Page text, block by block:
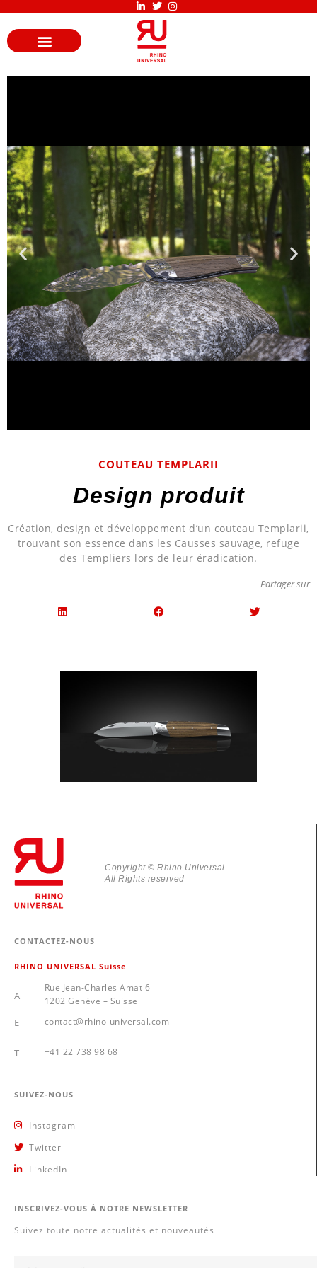
COUTEAU TEMPLARII
Design produit
Création, design et développement d’un couteau Templarii,
trouvant son essence dans les Causses sauvage, refuge
des Templiers lors de leur éradication.
Partager sur
Copyright © Rhino Universal
All Rights reserved
CONTACTEZ-NOUS
RHINO UNIVERSAL Suisse
A
Rue Jean-Charles Amat 6
1202 Genève – Suisse
E contact@rhino-universal.com
T +41 22 738 98 68
SUIVEZ-NOUS
Instagram
Twitter
LinkedIn
INSCRIVEZ-VOUS À NOTRE NEWSLETTER
Suivez toute notre actualités et nouveautés